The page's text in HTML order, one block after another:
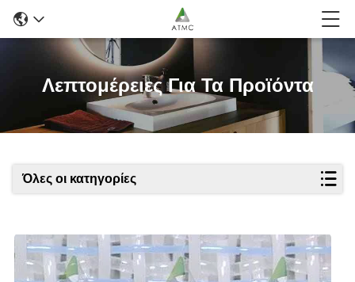
Λεπτομέρειες Για Τα Προϊόντα
Όλες οι κατηγορίες